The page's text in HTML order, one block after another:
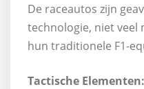
De raceautos zijn
technologie, niet veel
hun traditionele F1-
Tactische Elementen: